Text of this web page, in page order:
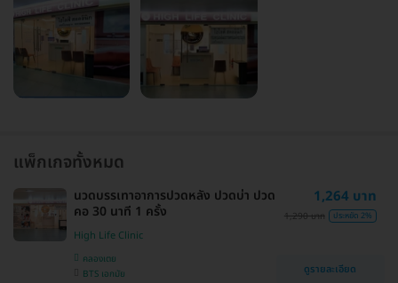
แพ็กเกจทั้งหมด
นวดบรรเทาอาการปวดหลัง ปวดบ่า ปวด
คอ 30 นาที 1 ครั้ง
High Life Clinic
คลองเตย
BTS เอกมัย
1,264 บาท
1,290 บาท ประหยัด 2%
ดูรายละเอียด